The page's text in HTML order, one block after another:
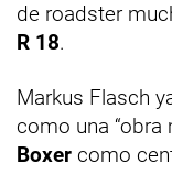
de roadster
R 18.
Markus Flasch
como una “obra
Boxer como